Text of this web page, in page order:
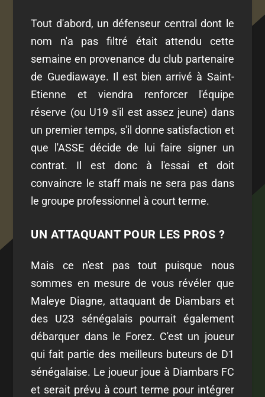
Tout d'abord, un défenseur central dont le
nom n'a pas filtré était attendu cette
semaine en provenance du club partenaire
de Guediawaye. Il est bien arrivé à Saint-
Etienne et viendra renforcer l'équipe
réserve (ou U19 s'il est assez jeune) dans
un premier temps, s'il donne satisfaction et
que l'ASSE décide de lui faire signer un
contrat. Il est donc à l'essai et doit
convaincre le staff mais ne sera pas dans
le groupe professionnel à court terme.
UN ATTAQUANT POUR LES PROS ?
Mais ce n'est pas tout puisque nous
sommes en mesure de vous révéler que
Maleye Diagne, attaquant de Diambars et
des U23 sénégalais pourrait également
débarquer dans le Forez. C'est un joueur
qui fait partie des meilleurs buteurs de D1
sénégalaise. Le joueur joue à Diambars FC
et serait prévu à court terme pour intégrer